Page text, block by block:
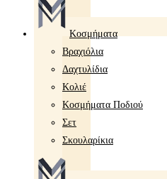
Κοσμήματα
Βραχιόλια
Δαχτυλίδια
Κολιέ
Κοσμήματα Ποδιού
Σετ
Σκουλαρίκια